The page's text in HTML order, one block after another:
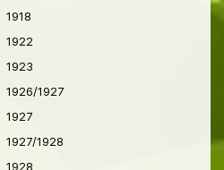
1918
1922
1923
1926/1927
1927
1927/1928
1928